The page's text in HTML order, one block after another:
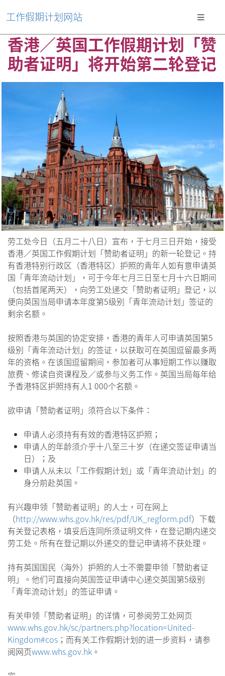
工作假期计划网站
香港／英国工作假期计划「赞
助者证明」将开始第二轮登记
劳工处今日（五月二十八日）宣布，于七月三日开始，接受
香港／英国工作假期计划「赞助者证明」的新一轮登记。持
有香港特别行政区（香港特区）护照的青年人如有意申请英
国「青年流动计划」，可于今年七月三日至七月十六日期间
（包括首尾两天），向劳工处递交「赞助者证明」登记，以
便向英国当局申请本年度第5级别「青年流动计划」签证的
剩余名额。
按照香港与英国的协定安排，香港的青年人可申请英国第5
级别「青年流动计划」的签证，以获取可在英国逗留最多两
年的资格。在该国逗留期间，参加者可从事短期工作以赚取
旅费、修读自资课程及／或参与义务工作。英国当局每年给
予香港特区护照持有人1 000个名额。
欲申请「赞助者证明」须符合以下条件：
申请人必须持有有效的香港特区护照；
申请人的年龄须介乎十八至三十岁（在递交签证申请当
日）；及
申请人从未以「工作假期计划」或「青年流动计划」的
身分前赴英国。
有兴趣申领「赞助者证明」的人士，可在网上
（http://www.whs.gov.hk/res/pdf/UK_regform.pdf）下载
有关登记表格，填妥后连同所须证明文件，在登记期内递交
劳工处。所有在登记期以外递交的登记申请将不获处理。
持有英国国民（海外）护照的人士不需要申领「赞助者证
明」。他们可直接向英国签证申请中心递交英国第5级别
「青年流动计划」的签证申请。
有关申领「赞助者证明」的详情，可参阅劳工处网页
www.whs.gov.hk/sc/partners.php?location=United-
Kingdom#cos ；而有关工作假期计划的进一步资料，请参
阅网页www.whs.gov.hk 。